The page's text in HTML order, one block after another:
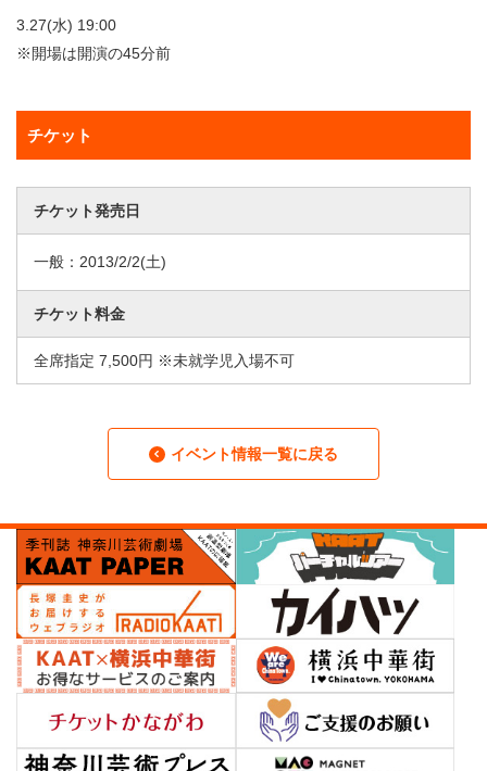
3.27(水) 19:00
※開場は開演の45分前
チケット
チケット発売日
一般： 2013/2/2(土)
チケット料金
全席指定 7,500円 ※未就学児入場不可
イベント情報一覧に戻る